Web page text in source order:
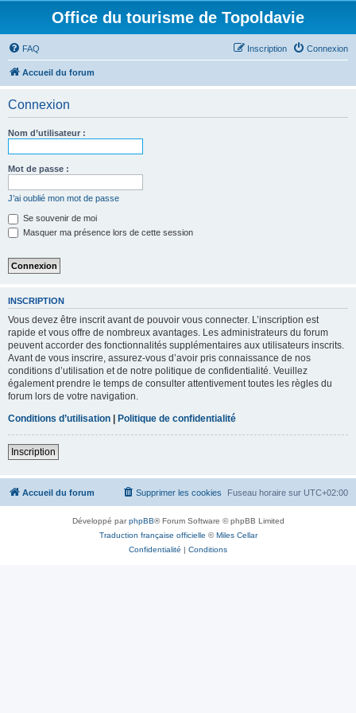
Office du tourisme de Topoldavie
FAQ Connexion
Inscription
Accueil du forum
Connexion
Nom d’utilisateur :
Mot de passe :
J’ai oublié mon mot de passe
Se souvenir de moi
Masquer ma présence lors de cette session
INSCRIPTION
Vous devez être inscrit avant de pouvoir vous connecter. L’inscription est
rapide et vous offre de nombreux avantages. Les administrateurs du forum
peuvent accorder des fonctionnalités supplémentaires aux utilisateurs inscrits.
Avant de vous inscrire, assurez-vous d’avoir pris connaissance de nos
conditions d’utilisation et de notre politique de confidentialité. Veuillez
également prendre le temps de consulter attentivement toutes les règles du
forum lors de votre navigation.
Conditions d’utilisation | Politique de confidentialité
Inscription
Accueil du forum Fuseau horaire sur UTC+02:00
Supprimer les cookies
Développé parphpBB® Forum Software © phpBB Limited
Traduction française officielle ©Miles Cellar
Confidentialité | Conditions